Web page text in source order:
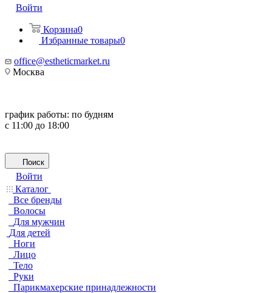
Войти
Корзина0
Избранные товары0
office@estheticmarket.ru
Москва
график работы: по будням
с 11:00 до 18:00
Поиск
Войти
Каталог
Все бренды
Волосы
Для мужчин
Для детей
Ноги
Лицо
Тело
Руки
Парикмахерские принадлежности